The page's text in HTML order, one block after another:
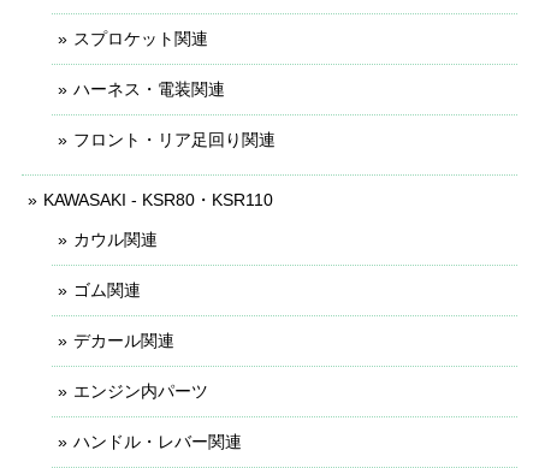
スプロケット関連
ハーネス・電装関連
フロント・リア足回り関連
KAWASAKI - KSR80・KSR110
カウル関連
ゴム関連
デカール関連
エンジン内パーツ
ハンドル・レバー関連